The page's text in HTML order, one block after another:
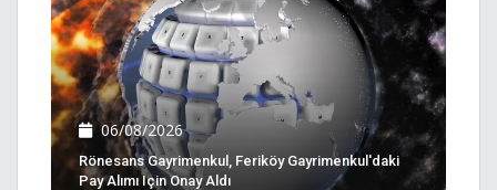
06/08/2026
Rönesans Gayrimenkul, Feriköy Gayrimenkul'daki
Pay Alımı Için Onay Aldı